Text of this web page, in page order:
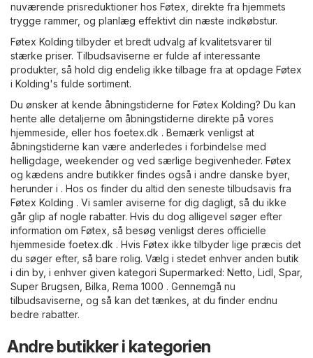
nuværende prisreduktioner hos Føtex, direkte fra hjemmets
trygge rammer, og planlæg effektivt din næste indkøbstur.
Føtex Kolding tilbyder et bredt udvalg af kvalitetsvarer til
stærke priser. Tilbudsaviserne er fulde af interessante
produkter, så hold dig endelig ikke tilbage fra at opdage Føtex
i Kolding's fulde sortiment.
Du ønsker at kende åbningstiderne for Føtex Kolding? Du kan
hente alle detaljerne om åbningstiderne direkte på vores
hjemmeside, eller hos foetex.dk . Bemærk venligst at
åbningstiderne kan være anderledes i forbindelse med
helligdage, weekender og ved særlige begivenheder. Føtex
og kædens andre butikker findes også i andre danske byer,
herunder i . Hos os finder du altid den seneste tilbudsavis fra
Føtex Kolding . Vi samler aviserne for dig dagligt, så du ikke
går glip af nogle rabatter. Hvis du dog alligevel søger efter
information om Føtex, så besøg venligst deres officielle
hjemmeside foetex.dk . Hvis Føtex ikke tilbyder lige præcis det
du søger efter, så bare rolig. Vælg i stedet enhver anden butik
i din by, i enhver given kategori Supermarked: Netto Lidl Spar,
Super Brugsen Bilka Rema 1000 . Gennemgå nu
tilbudsaviserne, og så kan det tænkes, at du finder endnu
bedre rabatter.
Andre butikker i kategorien